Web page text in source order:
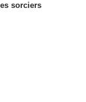
sorciers